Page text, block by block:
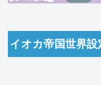
イオカ帝国世界設